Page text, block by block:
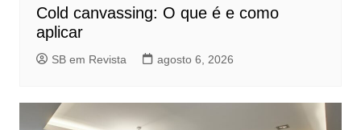
Cold canvassing: O que é e como
aplicar
SB em Revista agosto 6, 2026